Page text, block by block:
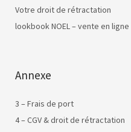
Votre droit de rétractation
lookbook NOEL – vente en ligne
Annexe
3 – Frais de port
4 – CGV & droit de rétractation